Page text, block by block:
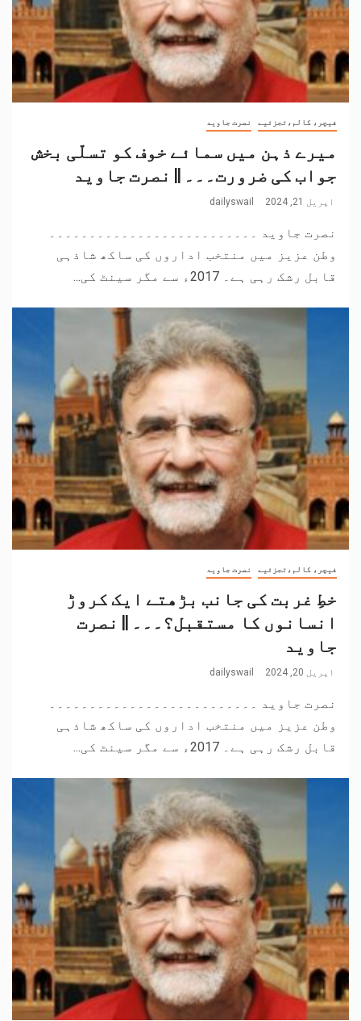
فیچر، کالم،تجزئیے نصرت جاوید
میرے ذہن میں سمائے خوف کو تسلّی بخش
جواب کی ضرورت۔۔۔ || نصرت جاوید
اپریل 21, 2024 dailyswail
نصرت جاوید ۔۔۔۔۔۔۔۔۔۔۔۔۔۔۔۔۔۔۔۔۔۔۔۔۔۔
وطن عزیز میں منتخب اداروں کی ساکھ شاذہی
قابل رشک رہی ہے۔ 2017ء سے مگر سینٹ کی...
فیچر، کالم،تجزئیے نصرت جاوید
خطِ غربت کی جانب بڑھتے ایک کروڑ
انسانوں کا مستقبل؟۔۔۔ || نصرت
جاوید
اپریل 20, 2024 dailyswail
نصرت جاوید ۔۔۔۔۔۔۔۔۔۔۔۔۔۔۔۔۔۔۔۔۔۔۔۔۔۔
وطن عزیز میں منتخب اداروں کی ساکھ شاذہی
قابل رشک رہی ہے۔ 2017ء سے مگر سینٹ کی...